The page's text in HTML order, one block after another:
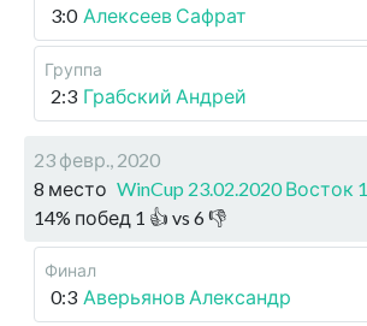
3:0 Алексеев Сафрат
Группа
2:3 Грабский Андрей
23 февр., 2020
8 место WinCup 23.02.2020 Восток 1
14% побед 1 👍 vs 6👎
Финал
0:3 Аверьянов Александр